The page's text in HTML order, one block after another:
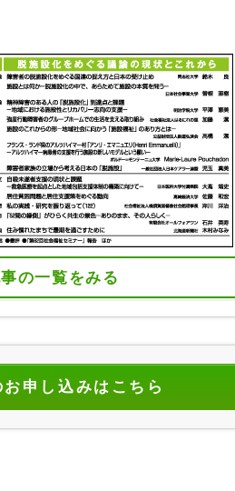
の一覧をみる
お申し込みはこちら